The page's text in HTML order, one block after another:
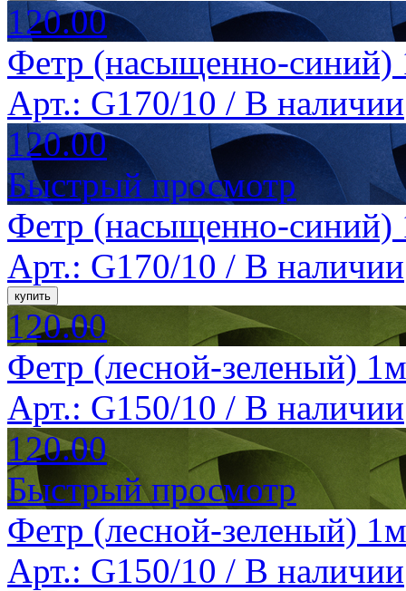
120.00
Фетр (насыщенно-
Арт.: G170/10 / В наличии
120.00
Быстрый просмотр
Фетр (насыщенно-
Арт.: G170/10 / В наличии
120.00
Фетр (лесной-зеленый)
Арт.: G150/10 / В наличии
120.00
Быстрый просмотр
Фетр (лесной-зеленый)
Арт.: G150/10 / В наличии